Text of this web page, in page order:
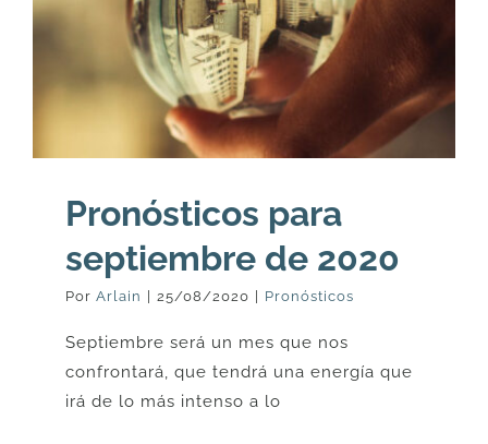
ACERCA
CONTACTO
Pronósticos para
septiembre de 2020
Por Arlain 25/08/2020 Pronósticos
Septiembre será un mes que nos
confrontará, que tendrá una energía que
irá de lo más intenso a lo